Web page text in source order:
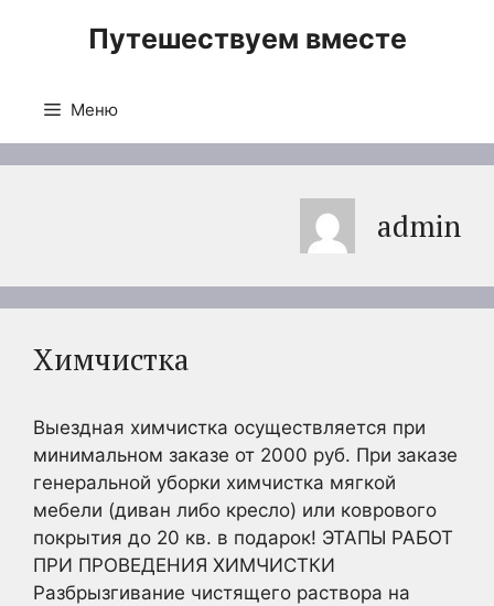
Путешествуем вместе
Меню
admin
Химчистка
Выездная химчистка осуществляется при
минимальном заказе от 2000 руб. При заказе
генеральной уборки химчистка мягкой
мебели (диван либо кресло) или коврового
покрытия до 20 кв. в подарок! ЭТАПЫ РАБОТ
ПРИ ПРОВЕДЕНИЯ ХИМЧИСТКИ
Разбрызгивание чистящего раствора на